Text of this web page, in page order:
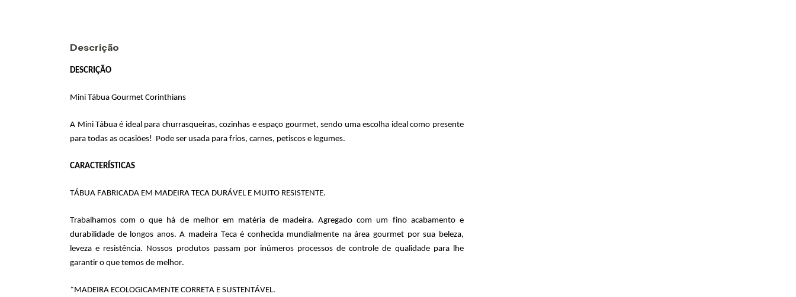
Descrição
DESCRIÇÃO
Mini Tábua Gourmet Corinthians
A Mini Tábua é ideal para churrasqueiras, cozinhas e espaço gourmet, sendo uma escolha ideal como presente
para todas as ocasiões!  Pode ser usada para frios, carnes, petiscos e legumes.
CARACTERÍSTICAS
TÁBUA FABRICADA EM MADEIRA TECA DURÁVEL E MUITO RESISTENTE.
Trabalhamos com o que há de melhor em matéria de madeira. Agregado com um fino acabamento e
durabilidade de longos anos. A madeira Teca é conhecida mundialmente na área gourmet por sua beleza,
leveza e resistência. Nossos produtos passam por inúmeros processos de controle de qualidade para lhe
garantir o que temos de melhor.
*MADEIRA ECOLOGICAMENTE CORRETA E SUSTENTÁVEL.